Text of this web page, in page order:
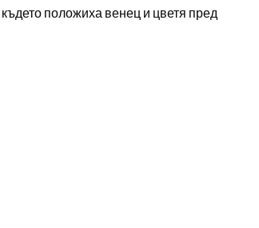
положиха венец и цветя пред